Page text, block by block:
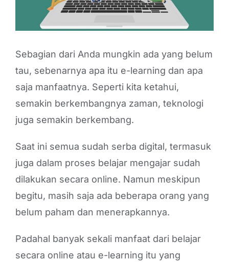
Sebagian dari Anda mungkin ada yang belum
tau, sebenarnya apa itu e-learning dan apa
saja manfaatnya. Seperti kita ketahui,
semakin berkembangnya zaman, teknologi
juga semakin berkembang.
Saat ini semua sudah serba digital, termasuk
juga dalam proses belajar mengajar sudah
dilakukan secara online. Namun meskipun
begitu, masih saja ada beberapa orang yang
belum paham dan menerapkannya.
Padahal banyak sekali manfaat dari belajar
secara online atau e-learning itu yang